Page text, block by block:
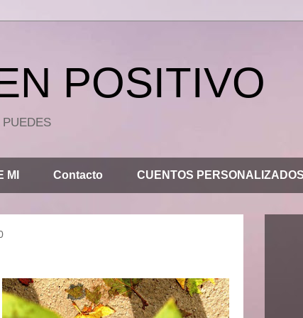
POSITIVO
MI Contacto CUENTOS